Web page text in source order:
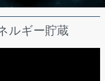
ルギー貯蔵